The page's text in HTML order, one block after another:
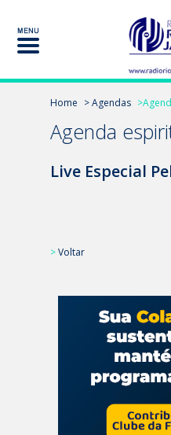
Home > Agendas
Agenda
Live Especial
>Voltar